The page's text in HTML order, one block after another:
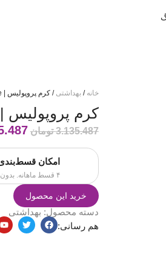
خانه /بهداشتی / کرم پروپولیس | Aloe Propolis Creme
کرم پروپولیس | Aloe Propolis Creme
3.135.487 تومان
امکان
۴ قسط ماهانه. بدون سود، چک و ضامن.
خرید این محصول
دسته محصول: بهداشتی
هم رسانی: